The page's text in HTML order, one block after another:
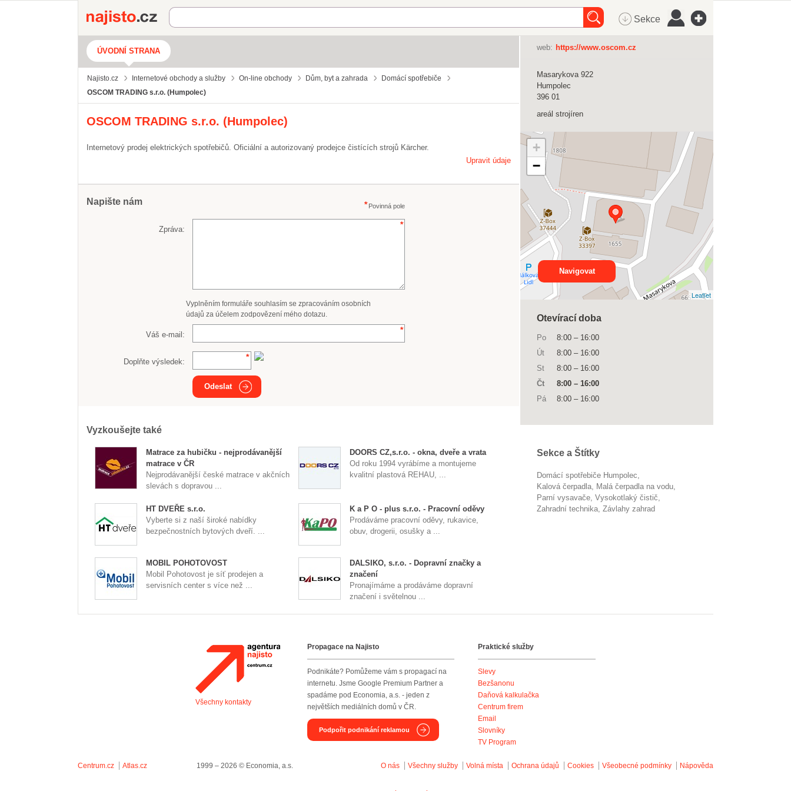
Najisto.cz Sekce
ÚVODNÍ STRANA
Najisto.cz Internetové obchody a služby On-line obchody Dům, byt a zahrada
Domácí spotřebiče
OSCOM TRADING s.r.o. (Humpolec)
OSCOM TRADING s.r.o. (Humpolec)
Internetový prodej elektrických spotřebičů. Oficiální a autorizovaný prodejce čistících strojů Kärcher.
Upravit údaje
Napište nám Povinná pole
Zpráva:
Vyplněním formuláře souhlasím se zpracováním osobních
údajů za účelem zodpovězení mého dotazu.
Váš e-mail:
Doplňte výsledek:
Odeslat
Vyzkoušejte také
Matrace za hubičku - nejprodávanější
matrace v ČR
Nejprodávanější české matrace v akčních
slevách s dopravou ...
DOORS CZ,s.r.o. - okna, dveře a vrata
Od roku 1994 vyrábíme a montujeme
kvalitní plastová REHAU, ...
HT DVEŘE s.r.o.
Vyberte si z naší široké nabídky
bezpečnostních bytových dveří. ...
K a P O - plus s.r.o. - Pracovní oděvy
Prodáváme pracovní oděvy, rukavice,
obuv, drogerii, osušky a ...
MOBIL POHOTOVOST
Mobil Pohotovost je síť prodejen a
servisních center s více než ...
DALSIKO, s.r.o. - Dopravní značky a
značení
Pronajímáme a prodáváme dopravní
značení i světelnou ...
web: https://www.oscom.cz
Masarykova 922
Humpolec
396 01
areál strojíren
+
−
Leaflet
Navigovat
Otevírací doba
Po 8:00 – 16:00
Út
8:00 – 16:00
St
8:00 – 16:00
Čt
8:00 – 16:00
Pá
8:00 – 16:00
Sekce a Štítky
Domácí spotřebiče Humpolec
kalová čerpadla
malá čerpadla na vodu
parní vysavače
vysokotlaký čistič
Zahradní technika
závlahy zahrad
Agentura Najisto
Všechny kontakty
Propagace na Najisto
Podnikáte? Pomůžeme vám s propagací na
internetu. Jsme Google Premium Partner a
spadáme pod Economia, a.s. - jeden z
největších mediálních domů v ČR.
Podpořit podnikání reklamou
Praktické služby
Slevy
Bezšanonu
Daňová kalkulačka
Centrum firem
Email
Slovníky
TV Program
Centrum.cz Atlas.cz 1999 – 2026 © Economia, a.s. O nás Všechny služby Volná místa Ochrana údajů Cookies Všeobecné podmínky Nápověda